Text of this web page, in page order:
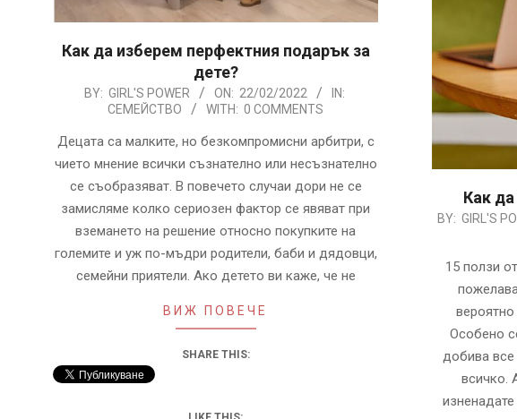
Как да изберем перфектния подарък за
дете?
2022-
22
BY: GIRL'S POWER ON: 22/02/2022
IN:
СЕМЕЙСТВО
WITH: 0 COMMENTS
Децата са малките, но безкомпромисни арбитри, с
чието мнение всички съзнателно или несъзнателно
се съобразяват. В повечето случаи дори не се
замисляме колко сериозен фактор се явяват при
вземането на решение относно покупките на
големите и уж по-мъдри родители, баби и дядовци,
семейни приятели. Ако детето ви каже, че не
ВИЖ ПОВЕЧЕ
SHARE THIS:
Как
2021-
BY: GIRL'S
15 ползи
Особено
добива
всичко.